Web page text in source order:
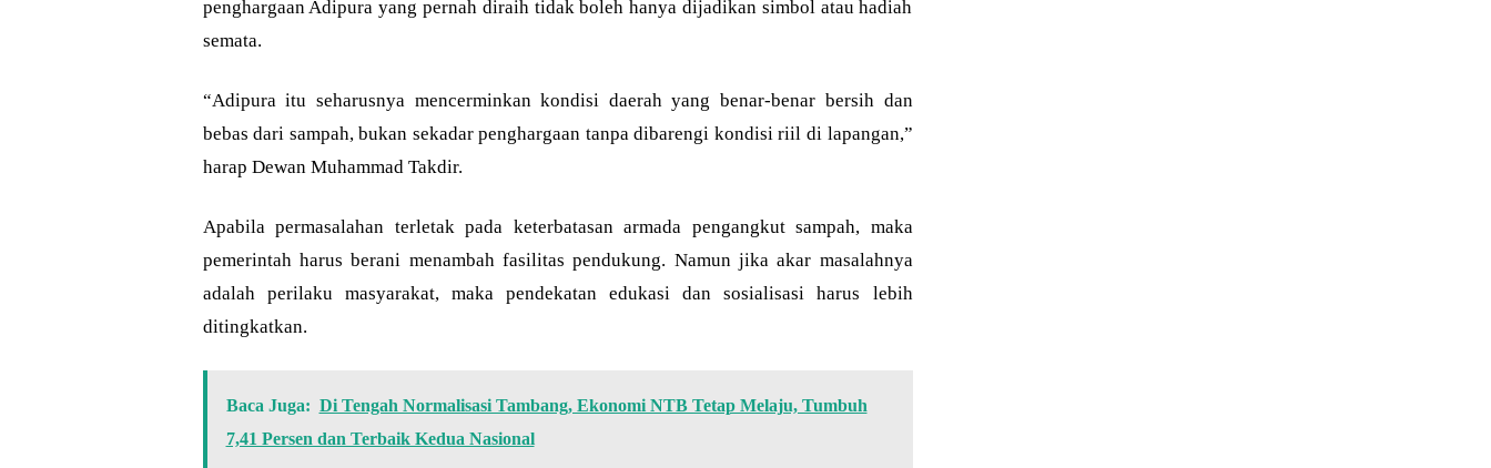
penghargaan Adipura yang pernah diraih tidak boleh hanya dijadikan simbol atau hadiah
semata.
“Adipura itu seharusnya mencerminkan kondisi daerah yang benar-benar bersih dan
bebas dari sampah, bukan sekadar penghargaan tanpa dibarengi kondisi riil di lapangan,”
harap Dewan Muhammad Takdir.
Apabila permasalahan terletak pada keterbatasan armada pengangkut sampah, maka
pemerintah harus berani menambah fasilitas pendukung. Namun jika akar masalahnya
adalah perilaku masyarakat, maka pendekatan edukasi dan sosialisasi harus lebih
ditingkatkan.
Baca Juga: Di Tengah Normalisasi Tambang, Ekonomi NTB Tetap Melaju, Tumbuh
7,41 Persen dan Terbaik Kedua Nasional